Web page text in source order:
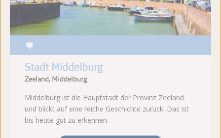
Stadt Middelburg
Zeeland, Middelburg
Middelburg ist die Hauptstadt der Provinz Zeeland
und blickt auf eine reiche Geschichte zurück. Das ist
bis heute gut zu erkennen.